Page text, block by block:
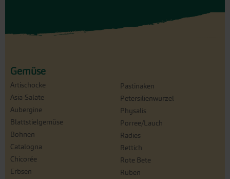
Gemüse
Artischocke
Asia-Salate
Aubergine
Blattstielgemüse
Bohnen
Catalogna
Chicorée
Erbsen
Pastinaken
Petersilienwurzel
Physalis
Porree/Lauch
Radies
Rettich
Rote Bete
Rüben